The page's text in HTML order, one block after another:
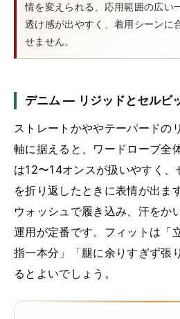
情を変えられる、応用範囲の広い
透け感が出やすく、着用シーンに
せません。
デニム — リジッドとセルビ
ストレートかややテーパードの
軸に据えると、ワードローブ全
は12〜14オンスが扱いやすく
を折り返したときに表情が出ま
ウォッシュで履き込み、汗をか
運用が定番です。フィットは「
指一本分」「腿に余りすぎず張
るとよいでしょう。